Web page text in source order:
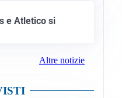
e Atletico si
Altre notizie